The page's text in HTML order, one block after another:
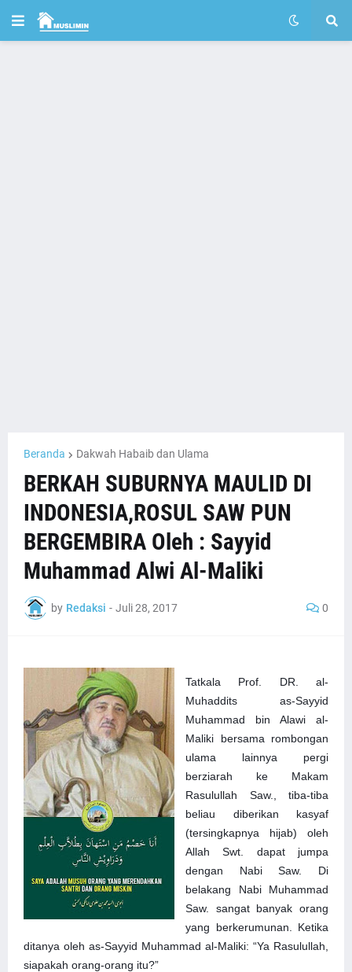
Beranda Dakwah Habaib dan Ulama
BERKAH SUBURNYA MAULID DI
INDONESIA,ROSUL SAW PUN
BERGEMBIRA Oleh : Sayyid
Muhammad Alwi Al-Maliki
by Redaksi - Juli 28, 2017 0
Tatkala Prof. DR. al-
Muhaddits as-Sayyid
Muhammad bin Alawi al-
Maliki bersama rombongan
ulama lainnya pergi
berziarah ke Makam
Rasulullah Saw., tiba-tiba
beliau diberikan kasyaf
(tersingkapnya hijab) oleh
Allah Swt. dapat jumpa
dengan Nabi Saw. Di
belakang Nabi Muhammad
Saw. sangat banyak orang
yang berkerumunan. Ketika
ditanya oleh as-Sayyid Muhammad al-Maliki: “Ya Rasulullah,
siapakah orang-orang itu?”